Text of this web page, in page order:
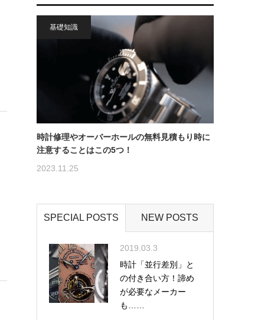
基礎知識
時計修理やオーバーホールの無料見積もり時に
注意することはこの5つ！
2023.11.25
SPECIAL POSTS NEW POSTS
2019.03.3
時計「並行差別」と
の付き合い方！諦め
が必要なメーカー
も……